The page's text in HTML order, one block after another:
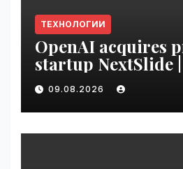
ТЕХНОЛОГИИ
OpenAI acquires
startup NextSlide
09.08.2026